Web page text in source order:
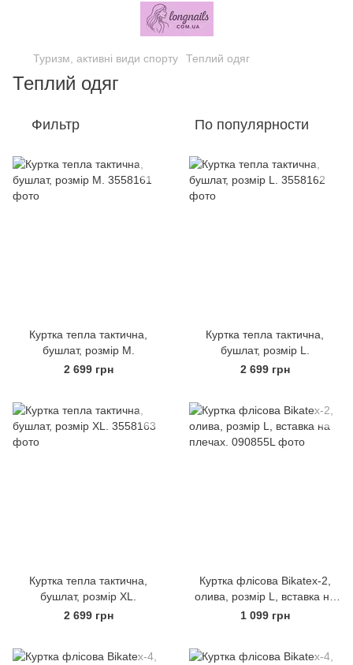
Туризм, активні види спорту Теплий одяг
Теплий одяг
Фильтр По популярности
Куртка тепла тактична,
бушлат, розмір М.
2 699 грн
Куртка тепла тактична,
бушлат, розмір L.
2 699 грн
Куртка тепла тактична,
бушлат, розмір XL.
2 699 грн
Куртка флісова Bikatex-2,
олива, розмір L, вставка на
плечах.
1 099 грн